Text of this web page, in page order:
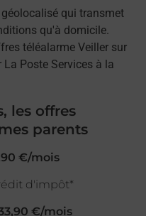
qui transmet
qu'à domicile.
téléalarme Veiller sur
Poste Services à la
les offres
parents
€/mois
d'impôt*
€/mois